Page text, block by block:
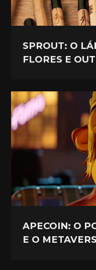
SPROUT: O
FLORES E
APECOIN: O
E O